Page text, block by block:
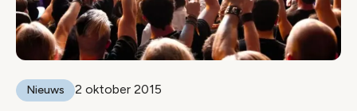
Nieuws 2 oktober 2015